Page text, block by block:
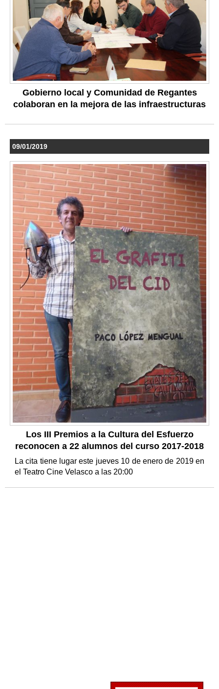
Gobierno local y Comunidad de Regantes
colaboran en la mejora de las infraestructuras
09/01/2019
Los III Premios a la Cultura del Esfuerzo
reconocen a 22 alumnos del curso 2017-2018
La cita tiene lugar este jueves 10 de enero de 2019 en
el Teatro Cine Velasco a las 20:00